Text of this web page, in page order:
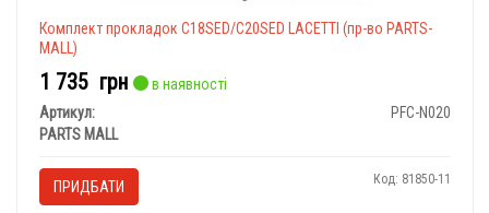
Комплект прокладок C18SED/C20SED LACETTI (пр-во PARTS-
MALL)
1 735 грн
в наявності
Артикул:
PFC-N020
PARTS MALL
ПРИДБАТИ Код: 81850-11